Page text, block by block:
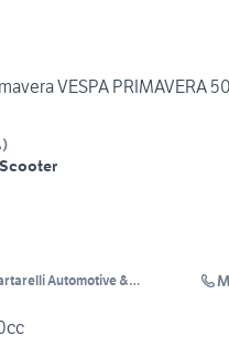
VESPA PRIMAVERA
)
Scooter
Automotive &